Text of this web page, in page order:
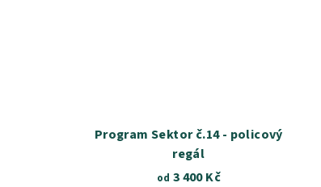
Program Sektor č.14 - policový
regál
od 3 400 Kč